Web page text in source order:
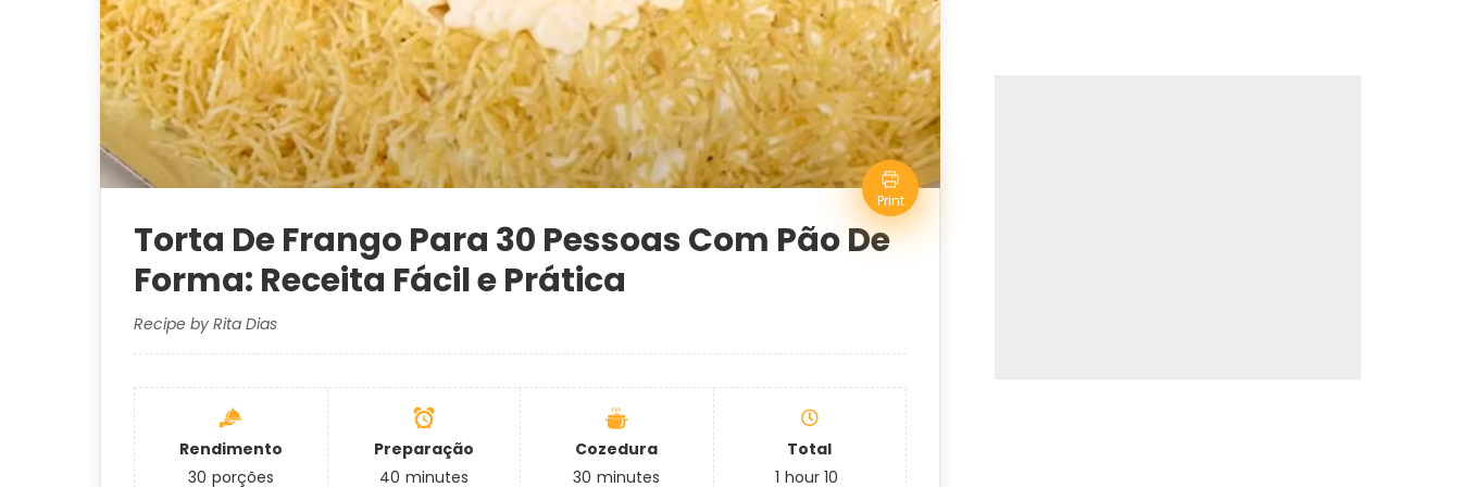
Print
Torta De Frango Para 30 Pessoas Com Pão De
Forma: Receita Fácil e Prática
Recipe by Rita Dias
Rendimento
30 porções
Preparação
40 minutes
Cozedura
30 minutes
Total
1 hour10